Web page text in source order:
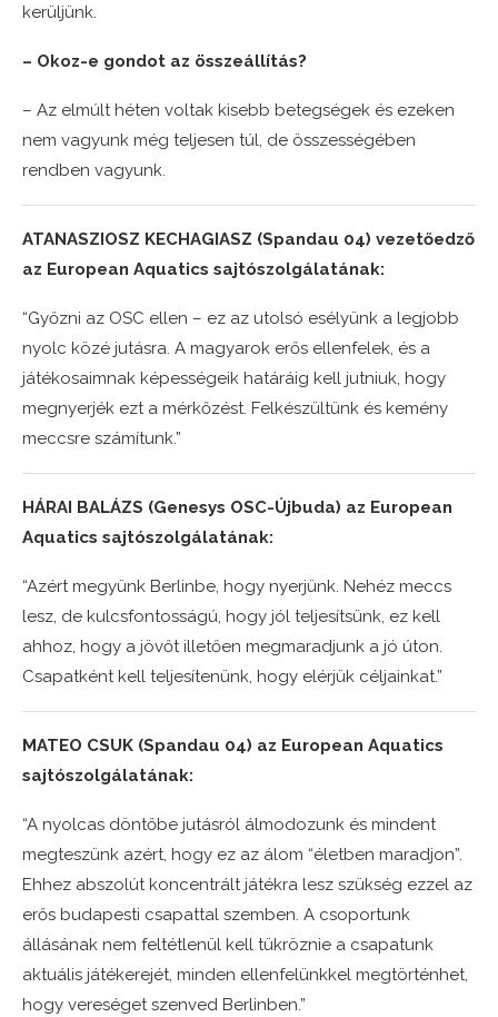
kerüljünk.
– Okoz-e gondot az összeállítás?
– Az elmúlt héten voltak kisebb betegségek és ezeken
nem vagyunk még teljesen túl, de összességében
rendben vagyunk.
ATANASZIOSZ KECHAGIASZ (Spandau 04) vezetőedző
az European Aquatics sajtószolgálatának:
“Győzni az OSC ellen – ez az utolsó esélyünk a legjobb
nyolc közé jutásra. A magyarok erős ellenfelek, és a
játékosaimnak képességeik határáig kell jutniuk, hogy
megnyerjék ezt a mérkőzést. Felkészültünk és kemény
meccsre számítunk.”
HÁRAI BALÁZS (Genesys OSC-Újbuda) az European
Aquatics sajtószolgálatának:
“Azért megyünk Berlinbe, hogy nyerjünk. Nehéz meccs
lesz, de kulcsfontosságú, hogy jól teljesítsünk, ez kell
ahhoz, hogy a jövőt illetően megmaradjunk a jó úton.
Csapatként kell teljesítenünk, hogy elérjük céljainkat.”
MATEO CSUK (Spandau 04) az European Aquatics
sajtószolgálatának:
“A nyolcas döntőbe jutásról álmodozunk és mindent
megteszünk azért, hogy ez az álom “életben maradjon”.
Ehhez abszolút koncentrált játékra lesz szükség ezzel az
erős budapesti csapattal szemben. A csoportunk
állásának nem feltétlenül kell tükröznie a csapatunk
aktuális játékerejét, minden ellenfelünkkel megtörténhet,
hogy vereséget szenved Berlinben.”